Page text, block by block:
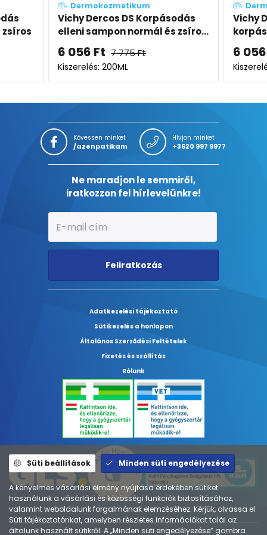
zsíro...
Dermokozmetikum
Vichy Dercos Sensitive
korpásodás elleni sampon
érzékeny fejbőrre
6 056Ft 7 775Ft
Kiszerelés: 200ML
6
Kövessen minket
/azenpatikam
Hívjon minket
+3620 997 9977
Ne maradjon le semmiről,
iratkozzon fel hírlevelünkre!
Feliratkozás
Adatkezelési tájékoztató
Sütikezelés a honlapon
Általános Szerződési Feltételek
Fizetés és szállítás
Rólunk
Süti beállítások Minden süti engedélyezése
A kényelmes vásárlási élmény nyújtása érdekében sütiket
használunk a vásárlási és közösségi funkciók biztosításához,
valamint weboldalunk forgalmának elemzéséhez. Kérjük, olvassa el
Süti tájékoztatónkat, amelyben részletes információkat talál az
általunk használt sütikről. A „Minden süti engedélyezése” gombra